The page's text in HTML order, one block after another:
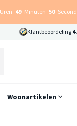
Uren 49 Minuten 50
Klantbeoordeling
Woonartikelen